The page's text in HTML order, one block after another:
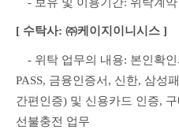
[ 수탁사: ㈜케이지이니시스 ]
- 위탁 업무의 내용: 본인확인
PASS, 금융인증서, 신한, 삼성
간편인증) 및 신용카드 인증,
선불충전 업무